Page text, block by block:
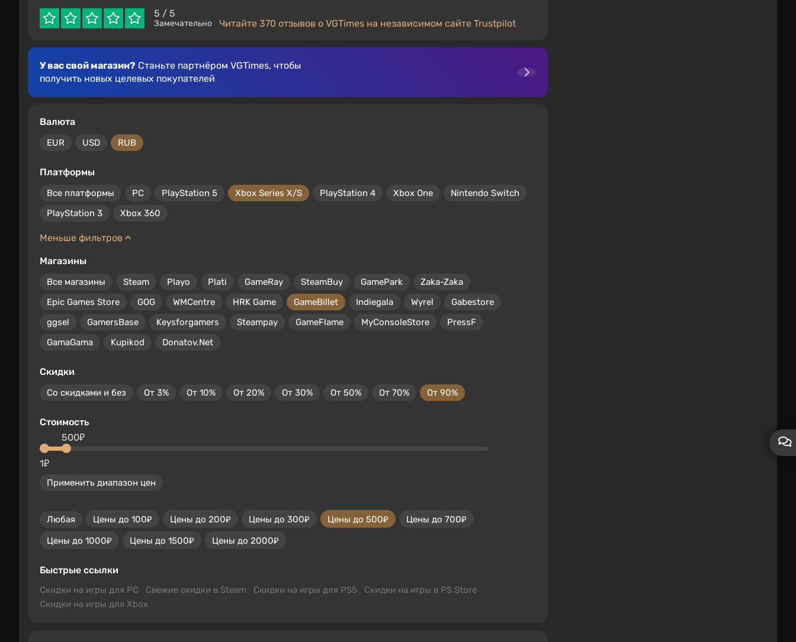
5 / 5
Замечательно Читайте 370 отзывов о VGTimes на независимом сайте Trustpilot
У вас свой магазин? Станьте партнёром VGTimes, чтобы
получить новых целевых покупателей
Валюта
EUR USD RUB
Платформы
Все платформы PC PlayStation 5 Xbox Series X/S PlayStation 4 Xbox One
Nintendo Switch
PlayStation 3
Xbox 360
Меньше фильтров
Магазины
Все магазины Steam Playo Plati GameRay SteamBuy GamePark
Zaka-Zaka
Epic Games Store
GOG WMCentre HRK Game GameBillet Indiegala Wyrel
Gabestore
ggsel
GamersBase Keysforgamers Steampay GameFlame MyConsoleStore
PressF
GamaGama
Kupikod Donatov.Net
Скидки
Со скидками и без От 3% От 10% От 20% От 30% От 50% От 70% От 90%
Стоимость
1₽
500₽
Применить диапазон цен
Любая Цены до 100₽ Цены до 200₽ Цены до 300₽ Цены до 500₽
Цены до 700₽
Цены до 1000₽
Цены до 1500₽ Цены до 2000₽
Быстрые ссылки
Скидки на игры для PC Свежие скидки в Steam Скидки на игры для PS5
Скидки на игры в PS Store
Скидки на игры для Xbox